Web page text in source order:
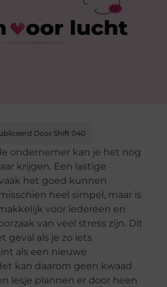
Door Shift 040
ondernemer kan je het nog
krijgen. Een lastige
het goed kunnen
heel simpel, maar is
voor iedereen en
van veel stress zijn. Dit
geval als je zo iets
als een nieuwe
kan daarom geen kwaad
lesje plannen er door heen